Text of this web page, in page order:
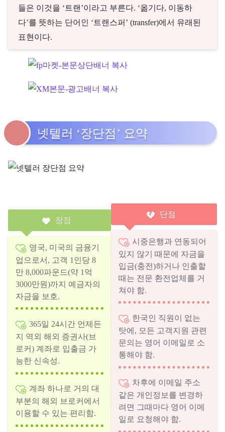
들은 이것을 ‘트랜’이라고 부른다. ‘옮기다, 이동하
다’를 뜻하는 단어인 ‘트랜스퍼’ (transfer)에서 유래된
표현이다.
넷텔러 ‘장단점’ 요약
장점
영국, 미국의 금융기
업으로서, 고객 1인당 8
만 8,000파운드(약 1억
3000만원)까지 예금자의
자금을 보호.
365일 24시간 언제든
지 역외 해외 증권사(브
로커) 계좌로 입출금 가
능한 신속성.
계좌 하나로 거의 대
부분의 해외 브로커에서
이용할 수 있는 편리함.
단점
시중은행과 연동되어
있지 않기 때문에 자금을
입금(충전)하거나 인출할
때는 전문 환전업체를 거
쳐야 함.
한국인 직원이 없는
탓에, 모든 고객지원 관련
문의는 영어 이메일로 소
통해야 함.
차후에 이메일 주소
같은 개인정보를 변경하
려면 그때마다 영어 이메
일로 요청해야 함.